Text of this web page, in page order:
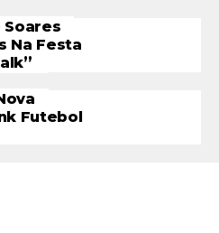
Soares
Na Festa
Futebol